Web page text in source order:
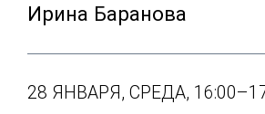
Ирина Баранова
28 ЯНВАРЯ, СРЕДА,